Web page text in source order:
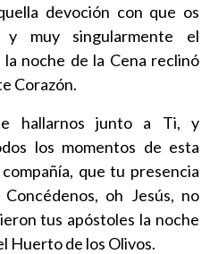
devoción con que os
y muy singularmente el
noche de la Cena reclinó
Corazón.
hallarnos junto a Ti, y
los momentos de esta
que tu presencia
oh Jesús, no
tus apóstoles la noche
Huerto de los Olivos.